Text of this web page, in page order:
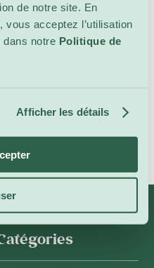
de notre site. En
vous acceptez l’utilisation
notre Politique de
Afficher les détails
pour voir plus de